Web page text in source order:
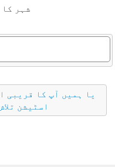
شہر
یا ہمیں آپ کا قریبی
اسٹیشن